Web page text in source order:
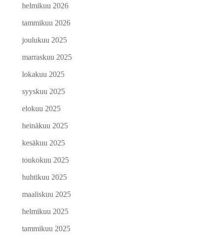
helmikuu 2026
tammikuu 2026
joulukuu 2025
marraskuu 2025
lokakuu 2025
syyskuu 2025
elokuu 2025
heinäkuu 2025
kesäkuu 2025
toukokuu 2025
huhtikuu 2025
maaliskuu 2025
helmikuu 2025
tammikuu 2025